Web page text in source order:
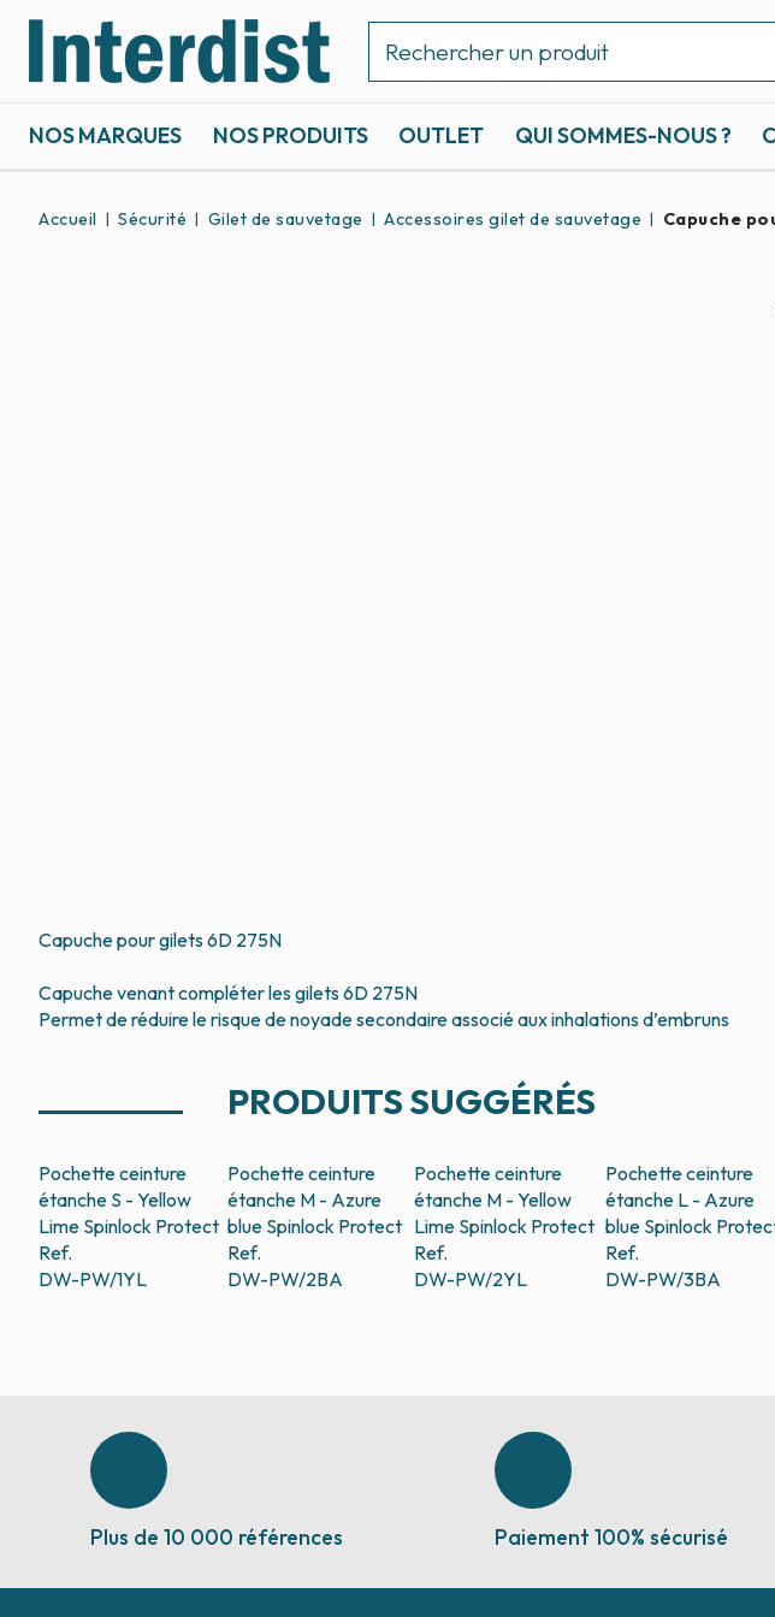
NOS MARQUES NOS PRODUITS OUTLET QUI SOMMES-NOUS ?
Accueil Sécurité Gilet de sauvetage Accessoires gilet de sauvetage Capuche
Capuche pour gilets 6D 275N
Capuche venant compléter les gilets 6D 275N
Permet de réduire le risque de noyade secondaire associé aux inhalations d’embruns
PRODUITS SUGGÉRÉS
Pochette ceinture
étanche S - Yellow
Lime Spinlock Protect
Ref.
DW-PW/1YL
Pochette ceinture
étanche M - Azure
blue Spinlock Protect
Ref.
DW-PW/2BA
Pochette ceinture
étanche M - Yellow
Lime Spinlock Protect
Ref.
DW-PW/2YL
Pochette ceinture
étanche L - Azure
blue Spinlock
Ref.
DW-PW/3BA
Plus de 10 000 références Paiement 100% sécurisé